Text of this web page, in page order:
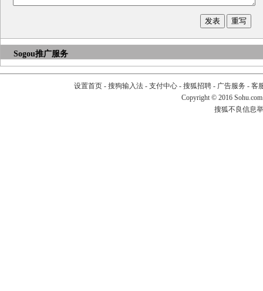
Sogou推广服务
设置首页- 搜狗输入法- 支付中心- 搜狐招聘- 广告服务 - 客
Copyright © 2016
搜狐不良信息